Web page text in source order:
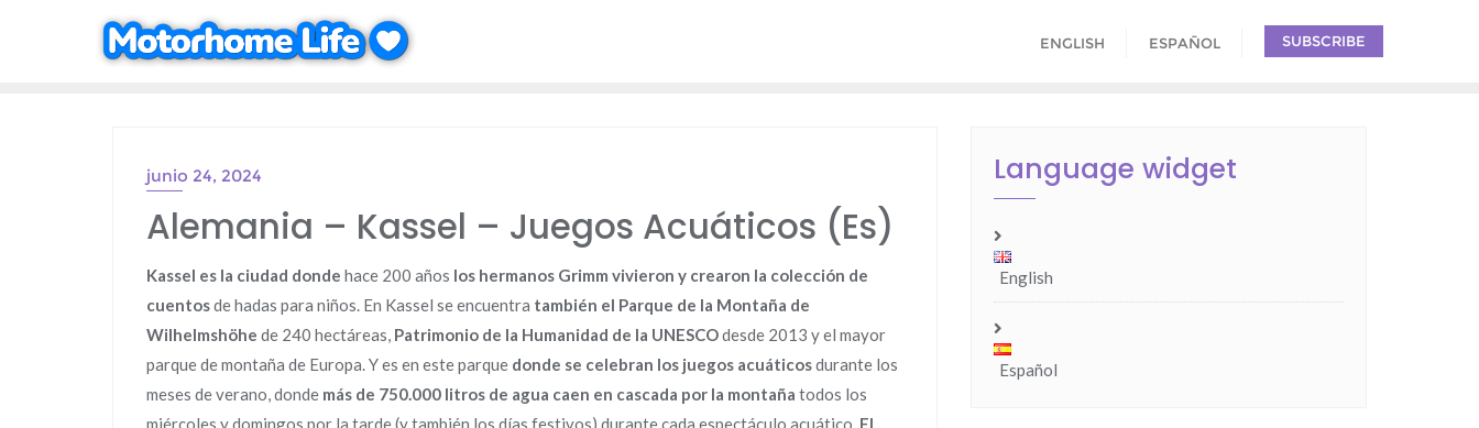
ENGLISH ESPAÑOL SUBSCRIBE
junio 24, 2024
Alemania – Kassel – Juegos Acuáticos (Es)
Kassel es la ciudad donde hace 200 años los hermanos Grimm vivieron y crearon la colección de
cuentosde hadas para niños. En Kassel se encuentra también el Parque de la Montaña de
Wilhelmshöhe de 240 hectáreas, Patrimonio de la Humanidad de la UNESCOdesde 2013 y el mayor
parque de montaña de Europa. Y es en este parque donde se celebran los juegos acuáticosdurante los
meses de verano, donde más de 750.000 litros de agua caen en cascada por la montaña todos los
miércoles y domingos por la tarde (y también los días festivos) durante cada espectáculo acuático. El
Language widget
English
Español